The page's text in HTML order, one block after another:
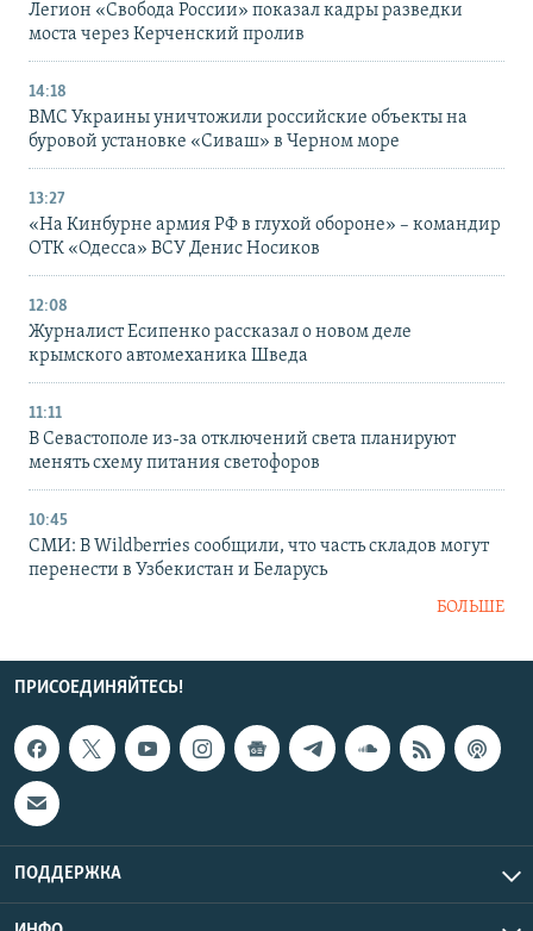
Легион «Свобода России» показал кадры разведки
моста через Керченский пролив
14:18
ВМС Украины уничтожили российские объекты на
буровой установке «Сиваш» в Черном море
13:27
«На Кинбурне армия РФ в глухой обороне» – командир
ОТК «Одесса» ВСУ Денис Носиков
12:08
Журналист Есипенко рассказал о новом деле
крымского автомеханика Шведа
11:11
В Севастополе из-за отключений света планируют
менять схему питания светофоров
10:45
СМИ: В Wildberries сообщили, что часть складов могут
перенести в Узбекистан и Беларусь
БОЛЬШЕ
ПРИСОЕДИНЯЙТЕСЬ!
ПОДДЕРЖКА